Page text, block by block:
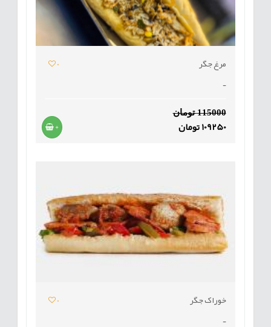
مرغ جگر
0
-
115000 تومان
109250 تومان +
خوراک جگر
0
-